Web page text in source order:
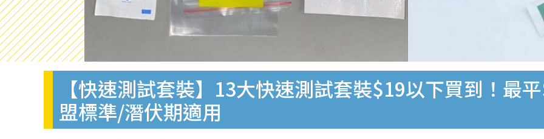
【快速測試套裝】13大快速測試套裝$19以下買到！最
盟標準/潛伏期適用